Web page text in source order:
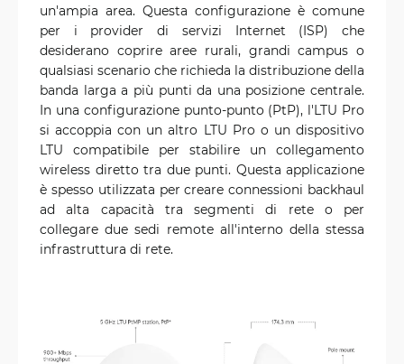
un'ampia area. Questa configurazione è comune
per i provider di servizi Internet (ISP) che
desiderano coprire aree rurali, grandi campus o
qualsiasi scenario che richieda la distribuzione della
banda larga a più punti da una posizione centrale.
In una configurazione punto-punto (PtP), l'LTU Pro
si accoppia con un altro LTU Pro o un dispositivo
LTU compatibile per stabilire un collegamento
wireless diretto tra due punti. Questa applicazione
è spesso utilizzata per creare connessioni backhaul
ad alta capacità tra segmenti di rete o per
collegare due sedi remote all'interno della stessa
infrastruttura di rete.